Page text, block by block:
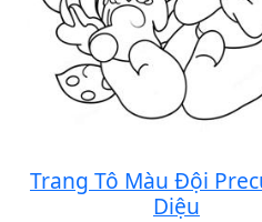
Trang Tô Màu Đội
Diệu